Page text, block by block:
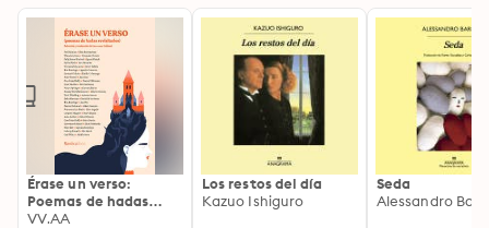
Érase un verso:
Poemas de hadas
revisitados
VV.AA
Los restos del día
Kazuo Ishiguro
Seda
Alessandro